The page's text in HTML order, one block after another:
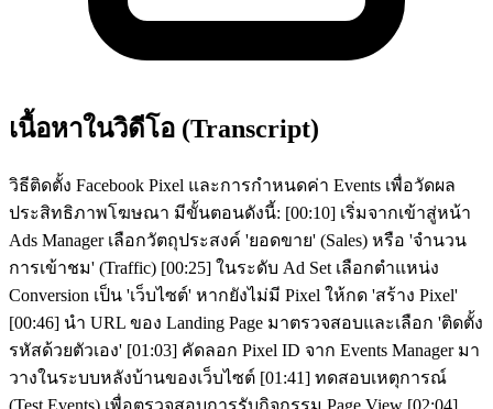
เนื้อหาในวิดีโอ (Transcript)
วิธีติดตั้ง Facebook Pixel และการกำหนดค่า Events เพื่อวัดผล
ประสิทธิภาพโฆษณา มีขั้นตอนดังนี้: [00:10] เริ่มจากเข้าสู่หน้า
Ads Manager เลือกวัตถุประสงค์ 'ยอดขาย' (Sales) หรือ 'จำนวน
การเข้าชม' (Traffic) [00:25] ในระดับ Ad Set เลือกตำแหน่ง
Conversion เป็น 'เว็บไซต์' หากยังไม่มี Pixel ให้กด 'สร้าง Pixel'
[00:46] นำ URL ของ Landing Page มาตรวจสอบและเลือก 'ติดตั้ง
รหัสด้วยตัวเอง' [01:03] คัดลอก Pixel ID จาก Events Manager มา
วางในระบบหลังบ้านของเว็บไซต์ [01:41] ทดสอบเหตุการณ์
(Test Events) เพื่อตรวจสอบการรับกิจกรรม Page View [02:04]